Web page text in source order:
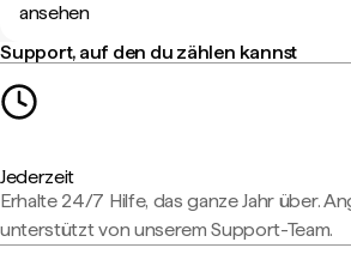
ansehen
Support, auf den du zählen kannst
Jederzeit
Erhalte 24/7 Hilfe, das ganze Jahr über.
unterstützt von unserem Support-Team.